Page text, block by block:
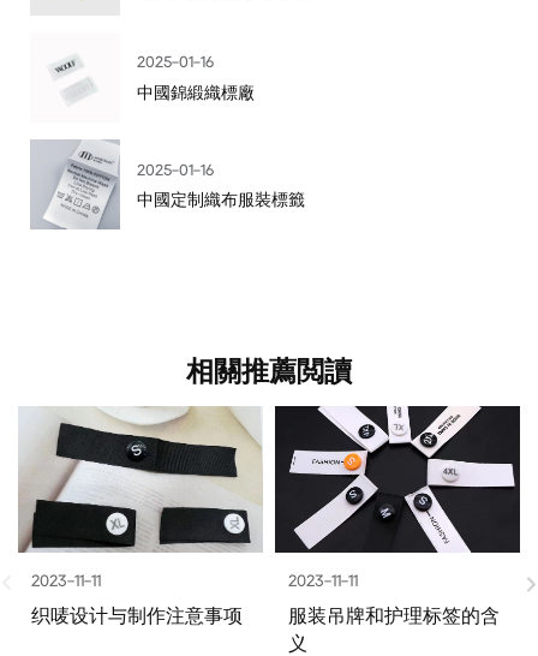
2025-01-16
中國錦緞織標廠
2025-01-16
中國定制織布服裝標籤
相關推薦閲讀
2023-11-11
织唛设计与制作注意事项
2023-11-11
服装吊牌和护理标签的含
义